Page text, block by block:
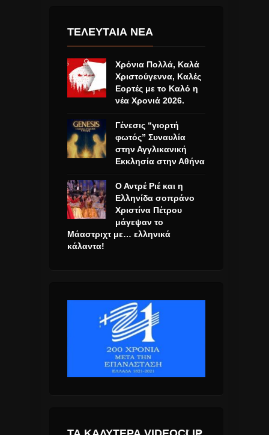
ΤΕΛΕΥΤΑΙΑ ΝΕΑ
Χρόνια Πολλά, Καλά
Χριστούγεννα, Καλές
Εορτές με το Καλό η
νέα Χρονιά 2026.
Γένεσις “γιορτή
φωτός” Συναυλία
στην Αγγλικανική
Εκκλησία στην Αθήνα
Ο Αντρέ Ριέ και η
Ελληνίδα σοπράνο
Χριστίνα Πέτρου
μάγεψαν το
Μάαστριχτ με… ελληνικά
κάλαντα!